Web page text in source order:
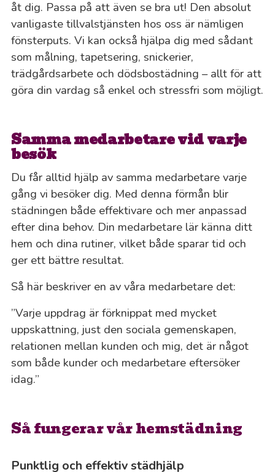
åt dig. Passa på att även se bra ut! Den absolut
vanligaste tillvalstjänsten hos oss är nämligen
fönsterputs. Vi kan också hjälpa dig med sådant
som målning, tapetsering, snickerier,
trädgårdsarbete och dödsbostädning – allt för att
göra din vardag så enkel och stressfri som möjligt.
Samma medarbetare vid varje
besök
Du får alltid hjälp av samma medarbetare varje
gång vi besöker dig. Med denna förmån blir
städningen både effektivare och mer anpassad
efter dina behov. Din medarbetare lär känna ditt
hem och dina rutiner, vilket både sparar tid och
ger ett bättre resultat.
Så här beskriver en av våra medarbetare det:
”Varje uppdrag är förknippat med mycket
uppskattning, just den sociala gemenskapen,
relationen mellan kunden och mig, det är något
som både kunder och medarbetare eftersöker
idag.”
Så fungerar vår hemstädning
Punktlig och effektiv städhjälp